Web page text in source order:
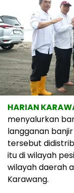
HARIAN
menyalurkan
langganan
tersebut
itu di wilayah
wilayah daerah
Karawang.